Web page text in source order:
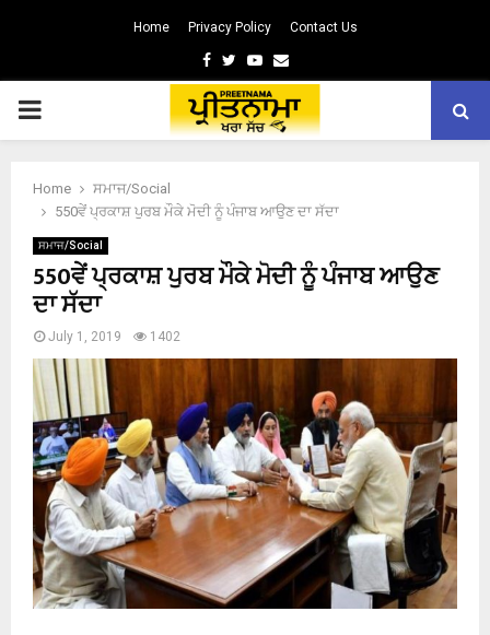
Home Privacy Policy Contact Us
Facebook
TwitterYoutube
Email
PRIMARY
Home
ਸਮਾਜ/Social
550ਵੇਂ ਪ੍ਰਕਾਸ਼ ਪੁਰਬ ਮੌਕੇ ਮੋਦੀ ਨੂੰ ਪੰਜਾਬ ਆਉਣ ਦਾ ਸੱਦਾ
ਸਮਾਜ/Social
550ਵੇਂ ਪ੍ਰਕਾਸ਼ ਪੁਰਬ ਮੌਕੇ ਮੋਦੀ ਨੂੰ ਪੰਜਾਬ ਆਉਣ
ਦਾ ਸੱਦਾ
July 1, 2019 1402